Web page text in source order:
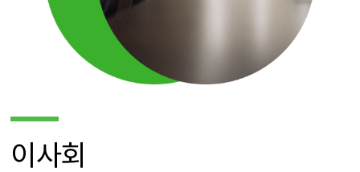
이사회